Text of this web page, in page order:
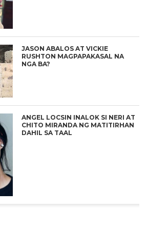
JASON ABALOS AT VICKIE
RUSHTON MAGPAPAKASAL NA
NGA BA?
ANGEL LOCSIN INALOK SI NERI AT
CHITO MIRANDA NG MATITIRHAN
DAHIL SA TAAL